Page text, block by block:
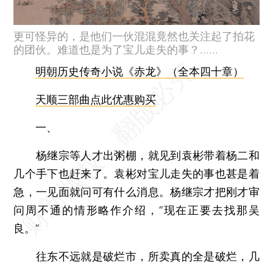
更可怪异的，是他们一伙混混竟然也关注起了拍花
的团伙。难道也是为了宝儿走失的事？……
明朝历史传奇小说《赤龙》（全本四十章）
天顺三部曲点此优惠购买
一、
杨继宗等人才出粥棚，就见到袁彬带着杨二和
几个手下也赶来了。袁彬对宝儿走失的事也甚是着
急，一见面就问可有什么消息。杨继宗才把刚才审
问周不通的情形略作介绍，“现在正要去找那吴
良。”
往东不远就是破烂市，所卖真的全是破烂，几